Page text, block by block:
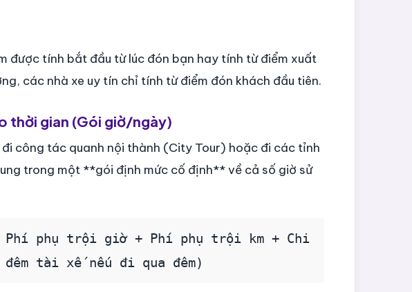
được tính bắt đầu từ lúc đón bạn hay tính từ điểm xuất
các nhà xe uy tín chỉ tính từ điểm đón khách đầu tiên.
thời gian (Gói giờ/ngày)
công tác quanh nội thành (City Tour) hoặc đi các tỉnh
trong một **gói định mức cố định** về cả số giờ sử
Phí phụ trội giờ + Phí phụ trội km + Chi
tài xế nếu đi qua đêm)